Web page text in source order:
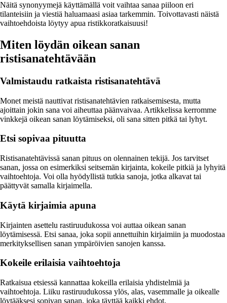
Näitä synonyymejä käyttämällä voit vaihtaa sanaa piiloon eri
tilanteisiin ja viestiä haluamaasi asiaa tarkemmin. Toivottavasti näistä
vaihtoehdoista löytyy apua ristikkoratkaisuusi!
Miten löydän oikean sanan
ristisanatehtävään
Valmistaudu ratkaista ristisanatehtävä
Monet meistä nauttivat ristisanatehtävien ratkaisemisesta, mutta
ajoittain jokin sana voi aiheuttaa päänvaivaa. Artikkelissa kerromme
vinkkejä oikean sanan löytämiseksi, oli sana sitten pitkä tai lyhyt.
Etsi sopivaa pituutta
Ristisanatehtävissä sanan pituus on olennainen tekijä. Jos tarvitset
sanan, jossa on esimerkiksi seitsemän kirjainta, kokeile pitkiä ja lyhyitä
vaihtoehtoja. Voi olla hyödyllistä tutkia sanoja, jotka alkavat tai
päättyvät samalla kirjaimella.
Käytä kirjaimia apuna
Kirjainten asettelu rastiruudukossa voi auttaa oikean sanan
löytämisessä. Etsi sanaa, joka sopii annettuihin kirjaimiin ja muodostaa
merkityksellisen sanan ympäröivien sanojen kanssa.
Kokeile erilaisia vaihtoehtoja
Ratkaisua etsiessä kannattaa kokeilla erilaisia yhdistelmiä ja
vaihtoehtoja. Liiku rastiruudukossa ylös, alas, vasemmalle ja oikealle
löytääksesi sopivan sanan, joka täyttää kaikki ehdot.